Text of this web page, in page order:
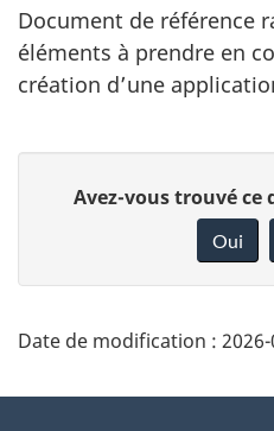
Document de référence
éléments à prendre en
création d’une
a
i e
Avez-vous trouvé ce
Oui
Date de modification :